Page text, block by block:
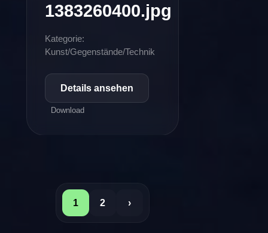
1383260400.jpg
Kategorie:
Kunst/Gegenstände/Technik
Details ansehen
Download
1 2 ›